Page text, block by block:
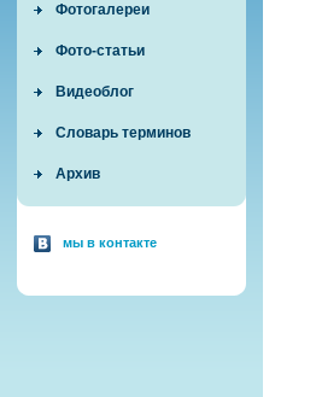
Фотогалереи
Фото-статьи
Видеоблог
Словарь терминов
Архив
мы в контакте